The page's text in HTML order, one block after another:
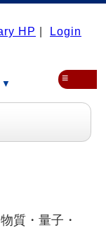
HP Login
▼ ≡
質・量子・